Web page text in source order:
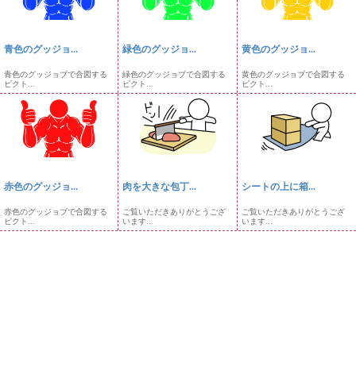
青色のグッジョ...
青色のグッジョブで合図する
ピクト...
緑色のグッジョ...
緑色のグッジョブで合図する
ピクト...
黄色のグッジョ...
黄色のグッジョブで合図する
ピクト...
赤色のグッジョ...
赤色のグッジョブで合図する
ピクト...
肉を大きな包丁...
ご覧いただきありがとうござ
います...
シートの上に箱...
ご覧いただきありがとうござ
います...